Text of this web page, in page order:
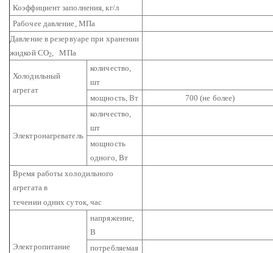
Коэффициент заполнения, кг/л
Рабочее давление, МПа
Давление в резервуаре при хранении
жидкой CO2 , МПа
Холодильный
агрегат
количество,
шт
мощность, Вт
700 (не более)
Электронагреватель
количество,
шт
мощность
одного, Вт
Время работы холодильного
агрегата в
течении одних суток, час
Электропитание
напряжение,
В
потребляемая